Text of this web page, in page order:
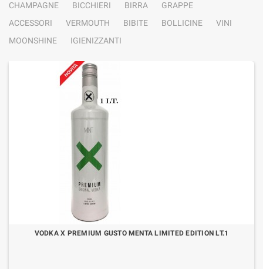
CHAMPAGNE
BICCHIERI BIRRA
GRAPPE
ACCESSORI
VERMOUTH BIBITE BOLLICINE
VINI
MOONSHINE
IGIENIZZANTI
VODKA X PREMIUM GUSTO MENTA LIMITED EDITION LT.1